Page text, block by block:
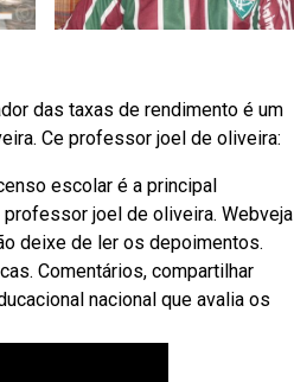
das taxas de rendimento é um
Ce professor joel de oliveira:
escolar é a principal
joel de oliveira. Webveja
deixe de ler os depoimentos.
Comentários, compartilhar
nacional que avalia os